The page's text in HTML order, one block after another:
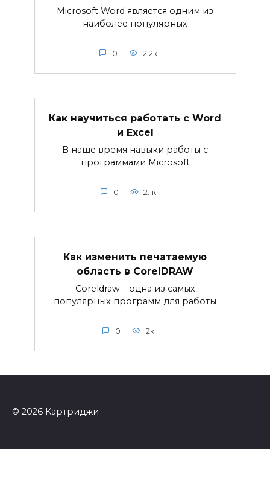
Microsoft Word является одним из
наиболее популярных
0 2.2к.
Как научиться работать с Word
и Excel
В наше время навыки работы с
программами Microsoft
0 2.1к.
Как изменить печатаемую
область в CorelDRAW
Coreldraw – одна из самых
популярных программ для работы
0 2к.
© 2026 Картриджи